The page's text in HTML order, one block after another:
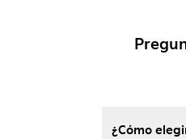
¿Cómo